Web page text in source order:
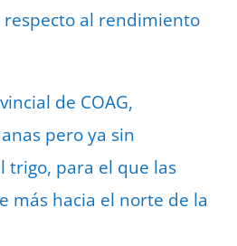
al rendimiento
de COAG,
pero ya sin
trigo, para el que las
más hacia el norte de la